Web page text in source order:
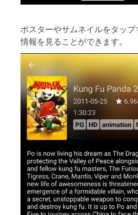
ポスターやサムネイルをタッ
情報を見ることができます。